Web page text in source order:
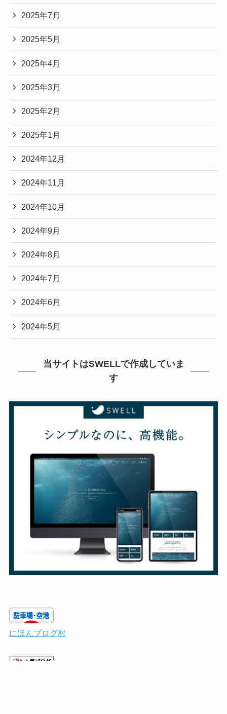
2025年7月
2025年5月
2025年4月
2025年3月
2025年2月
2025年1月
2024年12月
2024年11月
2024年10月
2024年9月
2024年8月
2024年7月
2024年6月
2024年5月
当サイトはSWELLで作成していま
す
にほんブログ村